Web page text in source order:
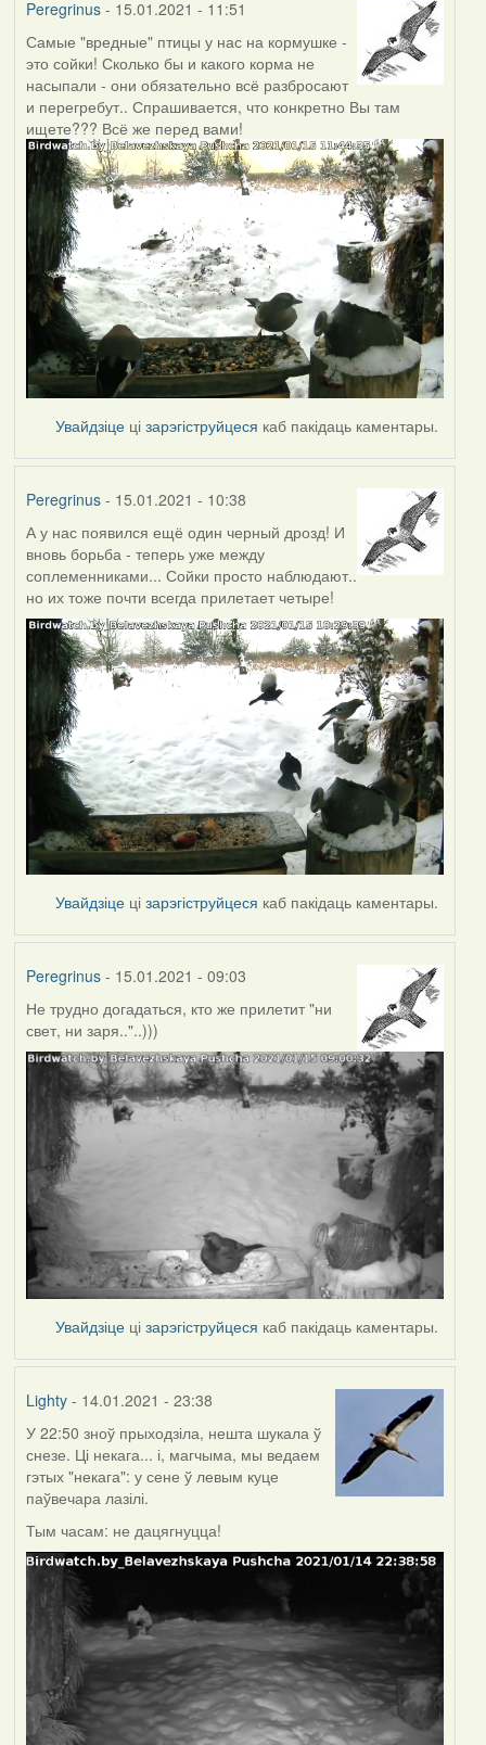
Peregrinus- 15.01.2021 - 11:51
Самые "вредные" птицы у нас на кормушке -
это сойки! Сколько бы и какого корма не
насыпали - они обязательно всё разбросают
и перегребут.. Спрашивается, что конкретно Вы там
ищете??? Всё же перед вами!
Увайдзіце цізарэгіструйцеся каб пакідаць каментары.
Peregrinus- 15.01.2021 - 10:38
А у нас появился ещё один черный дрозд! И
вновь борьба - теперь уже между
соплеменниками... Сойки просто наблюдают..
но их тоже почти всегда прилетает четыре!
Увайдзіце цізарэгіструйцеся каб пакідаць каментары.
Peregrinus- 15.01.2021 - 09:03
Не трудно догадаться, кто же прилетит "ни
свет, ни заря.."..)))
Увайдзіце цізарэгіструйцеся каб пакідаць каментары.
Lighty- 14.01.2021 - 23:38
У 22:50 зноў прыходзіла, нешта шукала ў
снезе. Ці некага... і, магчыма, мы ведаем
гэтых "некага": у сене ў левым куце
паўвечара лазілі.
Тым часам: не дацягнуцца!